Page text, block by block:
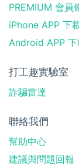
PREMIUM 會員
iPhone APP 下
Android APP 下
打工趣實驗室
詐騙雷達
聯絡我們
幫助中心
建議與問題回報